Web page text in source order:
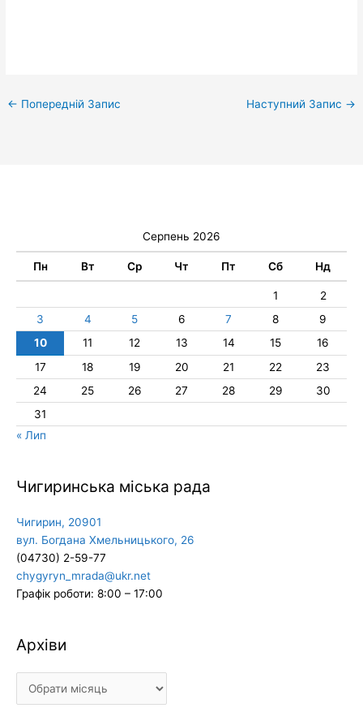
← Попередній Запис Наступний Запис →
Серпень 2026
Пн Вт Ср Чт Пт Сб Нд
1
2
3
4 5 6 7 8
9
10
11 12 13 14 15
16
17
18 19 20 21 22
23
24
25 26 27 28 29
30
31
« Лип
Чигиринська міська рада
Чигирин, 20901
вул. Богдана Хмельницького, 26
(04730) 2-59-77
chygyryn_mrada@ukr.net
Графік роботи: 8:00 – 17:00
Архіви
Архіви